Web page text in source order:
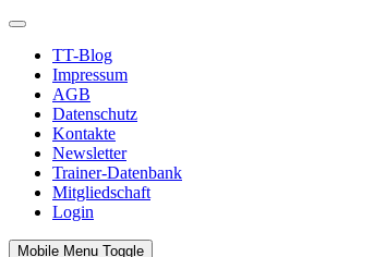
TT-Blog
Impressum
AGB
Datenschutz
Kontakte
Newsletter
Trainer-Datenbank
Mitgliedschaft
Login
Mobile Menu Toggle